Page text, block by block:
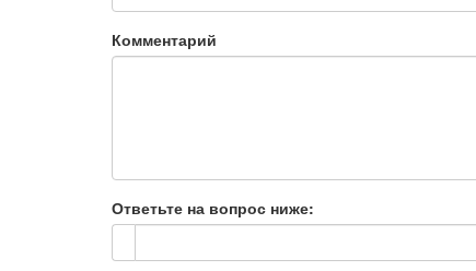
Комментарий
Ответьте на вопрос ниже: